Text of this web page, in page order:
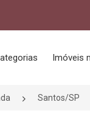
Imóveis
Santos/SP